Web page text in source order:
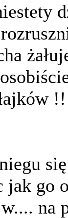
jak go
na